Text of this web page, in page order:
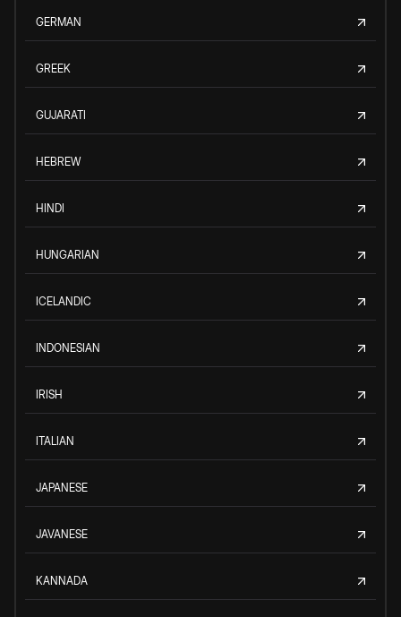
GERMAN
GREEK
GUJARATI
HEBREW
HINDI
HUNGARIAN
ICELANDIC
INDONESIAN
IRISH
ITALIAN
JAPANESE
JAVANESE
KANNADA